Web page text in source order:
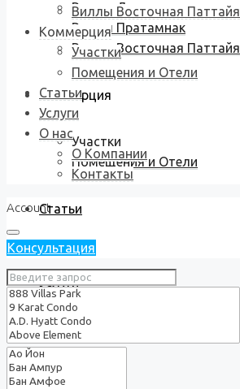
Виллы Джомтьен
Виллы Пратамнак
Виллы Восточная Паттайя
Коммерция
Участки
Помещения и Отели
Статьи
Услуги
О нас
Виллы Восточная Паттайя
Коммерция
Участки
Помещения и Отели
Статьи
Услуги
О нас
О Компании
Контакты
Account
Консультация